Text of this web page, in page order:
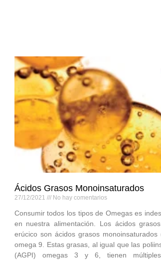
Ácidos Grasos Monoinsaturados
27/12/2021 No hay comentarios
Consumir todos los tipos de Omegas es
en nuestra alimentación. Los ácidos
erúcico son ácidos grasos monoinsaturados
omega 9. Estas grasas, al igual que las
(AGPI) omegas 3 y 6, tienen